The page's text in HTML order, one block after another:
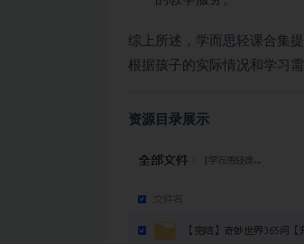
综上所述，学而思轻课合集
根据孩子的实际情况和学习
资源目录展示